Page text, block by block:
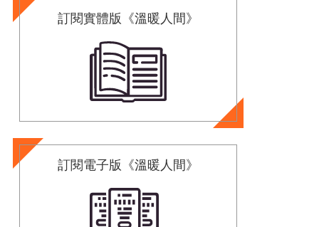
訂閱實體版《溫暖人間》
訂閱電子版《溫暖人間》